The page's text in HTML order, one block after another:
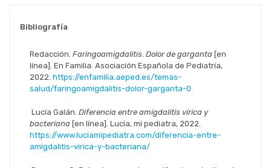
Bibliografía
Redacción. Faringoamigdalitis. Dolor de garganta [en
línea]. En Familia. Asociación Española de Pediatría,
2022. https://enfamilia.aeped.es/temas-
salud/faringoamigdalitis-dolor-garganta-0
Lucía Galán. Diferencia entre amigdalitis vírica y
bacteriana [en línea]. Lucía, mi pediatra, 2022.
https://www.luciamipediatra.com/diferencia-entre-
amigdalitis-virica-y-bacteriana/